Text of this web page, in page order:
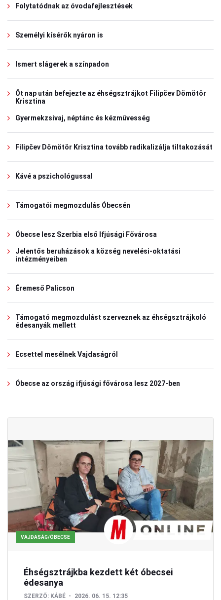
Folytatódnak az óvodafejlesztések
Személyi kísérők nyáron is
Ismert slágerek a színpadon
Öt nap után befejezte az éhségsztrájkot Filipčev Dömötör
Krisztina
Gyermekzsivaj, néptánc és kézművesség
Filipčev Dömötör Krisztina tovább radikalizálja tiltakozását
Kávé a pszichológussal
Támogatói megmozdulás Óbecsén
Óbecse lesz Szerbia első Ifjúsági Fővárosa
Jelentős beruházások a község nevelési-oktatási
intézményeiben
Éremeső Palicson
Támogató megmozdulást szerveznek az éhségsztrájkoló
édesanyák mellett
Ecsettel mesélnek Vajdaságról
Óbecse az ország ifjúsági fővárosa lesz 2027-ben
VAJDASÁG/ÓBECSE
Éhségsztrájkba kezdett két óbecsei
édesanya
SZERZŐ: KÁBÉ 2026. 06. 15. 12:35